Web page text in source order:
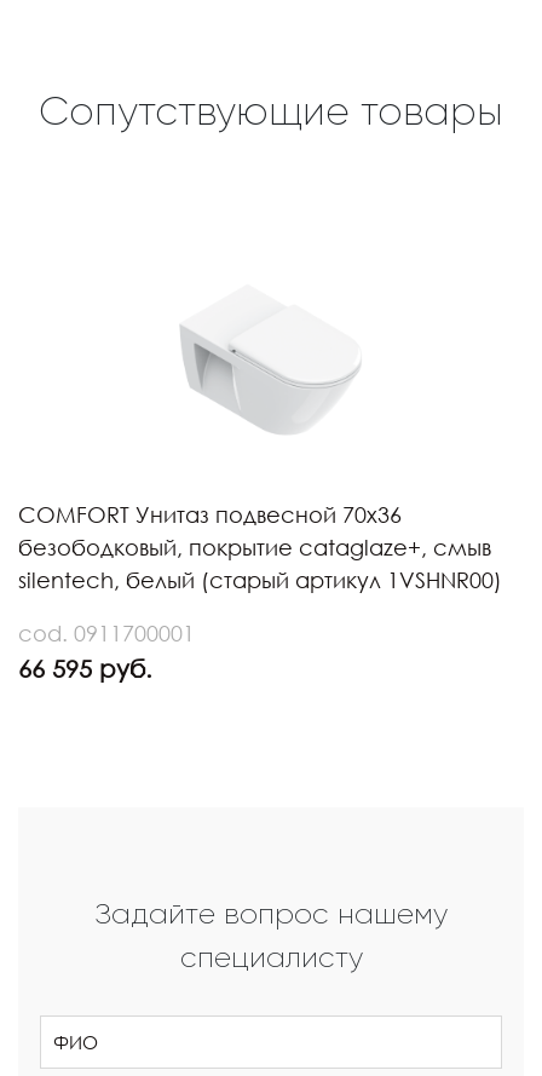
Сопутствующие товары
COMFORT Унитаз подвесной 70х36
безободковый, покрытие cataglaze+, смыв
silentech, белый (старый артикул 1VSHNR00)
cod. 0911700001
66 595 руб.
Задайте вопрос нашему
специалисту